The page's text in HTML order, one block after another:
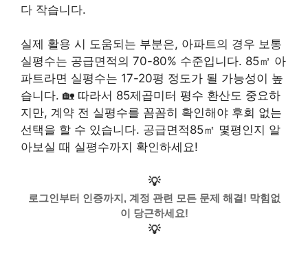
다 작습니다.
실제 활용 시 도움되는 부분은, 아파트의 경우 보통
실평수는 공급면적의 70-80% 수준입니다. 85㎡ 아
파트라면 실평수는 17-20평 정도가 될 가능성이 높
습니다. 🏡 따라서 85제곱미터 평수 환산도 중요하
지만, 계약 전 실평수를 꼼꼼히 확인해야 후회 없는
선택을 할 수 있습니다. 공급면적85㎡ 몇평인지 알
아보실 때 실평수까지 확인하세요!
💡
로그인부터 인증까지, 계정 관련 모든 문제 해결! 막힘없
이 당근하세요!
💡